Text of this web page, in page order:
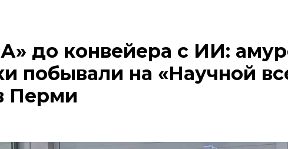
до конвейера с ИИ:
побывали на «Научной
Перми